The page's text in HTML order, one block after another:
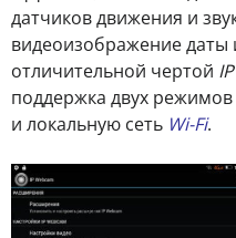
датчиков движения и
видеоизображение даты
отличительной чертой
поддержка двух
и локальную сеть Wi-Fi.